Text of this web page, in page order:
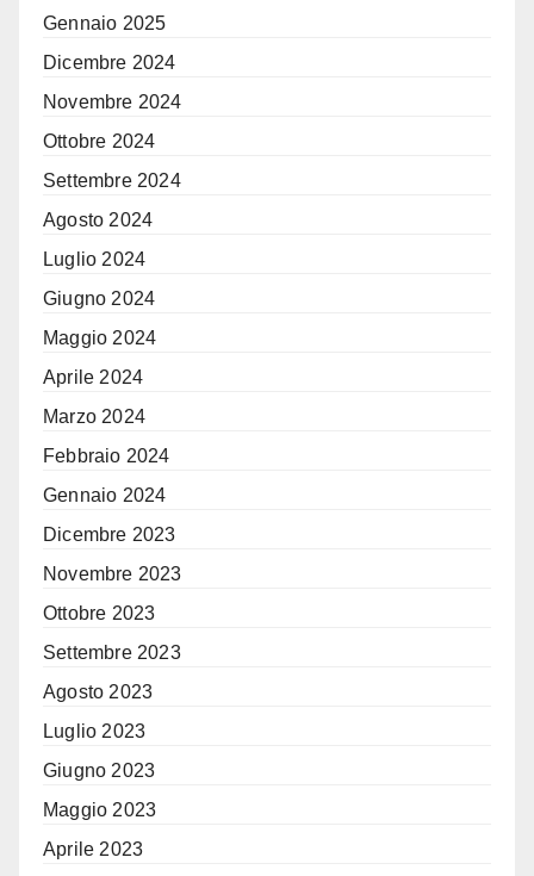
Gennaio 2025
Dicembre 2024
Novembre 2024
Ottobre 2024
Settembre 2024
Agosto 2024
Luglio 2024
Giugno 2024
Maggio 2024
Aprile 2024
Marzo 2024
Febbraio 2024
Gennaio 2024
Dicembre 2023
Novembre 2023
Ottobre 2023
Settembre 2023
Agosto 2023
Luglio 2023
Giugno 2023
Maggio 2023
Aprile 2023